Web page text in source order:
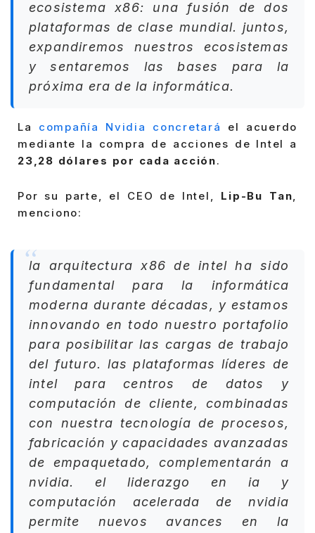
ecosistema x86: una fusión de dos
plataformas de clase mundial. juntos,
expandiremos nuestros ecosistemas
y sentaremos las bases para la
próxima era de la informática.
La compañía Nvidia concretará
el acuerdo
mediante la compra de acciones de Intel a
23,28 dólares por cada acción.
Por su parte, el CEO de Intel, Lip-Bu Tan
menciono:
la arquitectura x86 de intel ha sido
fundamental para la informática
moderna durante décadas, y estamos
innovando en todo nuestro portafolio
para posibilitar las cargas de trabajo
del futuro. las plataformas líderes de
intel para centros de datos y
computación de cliente, combinadas
con nuestra tecnología de procesos,
fabricación y capacidades avanzadas
de empaquetado, complementarán a
nvidia. el liderazgo en ia y
computación acelerada de nvidia
permite nuevos avances en la